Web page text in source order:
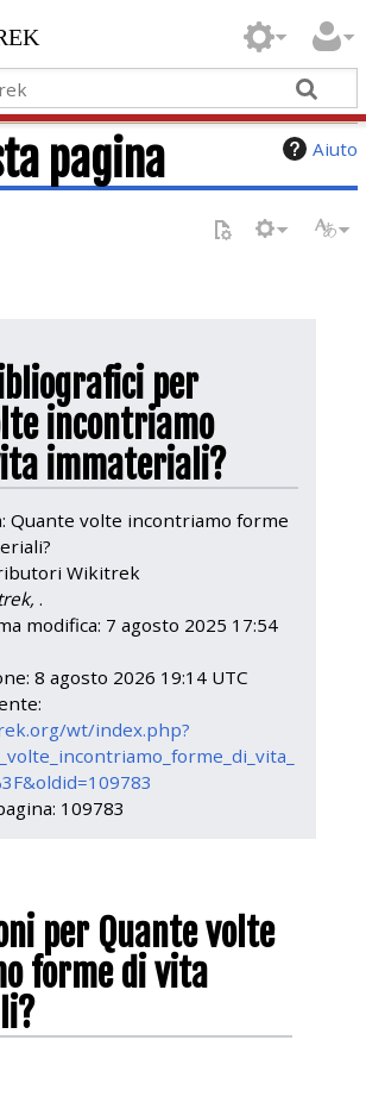
Aiuto
pagina
per
incontriamo
immateriali?
Quante volte incontriamo forme
Wikitrek
.
modifica: 7 agosto 2025 17:54
8 agosto 2026 19:14 UTC
wt/index.php?
109783
per Quante volte
forme di vita